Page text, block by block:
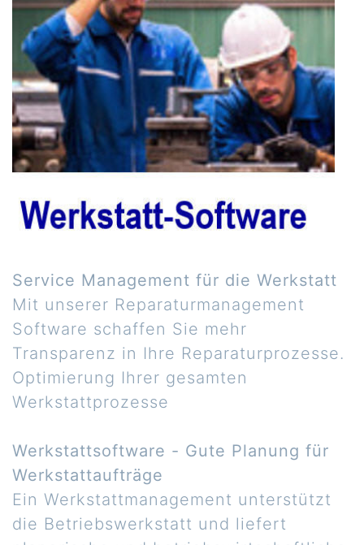
Service Management für die Werkstatt
Mit unserer Reparaturmanagement
Software schaffen Sie mehr
Transparenz in Ihre Reparaturprozesse.
Optimierung Ihrer gesamten
Werkstattprozesse
Werkstattsoftware - Gute Planung für
Werkstattaufträge
Ein Werkstattmanagement unterstützt
die Betriebswerkstatt und liefert